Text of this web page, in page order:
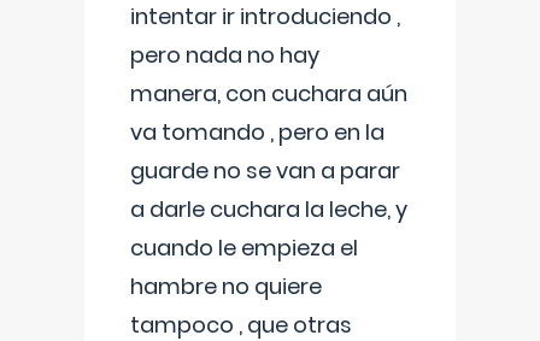
intentar ir introduciendo ,
pero nada no hay
manera, con cuchara aún
va tomando , pero en la
guarde no se van a parar
a darle cuchara la leche, y
cuando le empieza el
hambre no quiere
tampoco , que otras